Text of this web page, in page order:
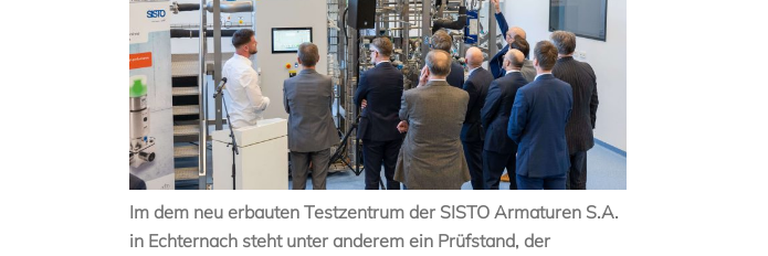
Im dem neu erbauten Testzentrum der SISTO Armaturen S.A.
in Echternach steht unter anderem ein Prüfstand, der